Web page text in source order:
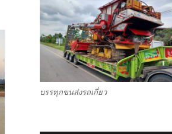
บรรทุกขนส่งรถเกี่ยว